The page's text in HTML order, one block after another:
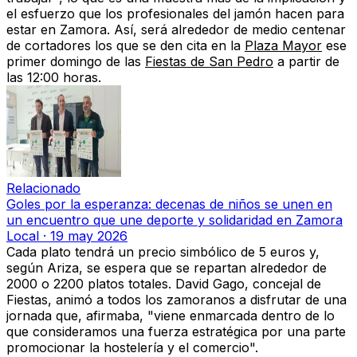
el esfuerzo que los profesionales del jamón hacen para
estar en Zamora. Así, será alrededor de medio centenar
de cortadores los que se den cita en la Plaza Mayor ese
primer domingo de las Fiestas de San Pedro a partir de
las 12:00 horas.
Relacionado
Goles por la esperanza: decenas de niños se unen en
un encuentro que une deporte y solidaridad en Zamora
Local · 19 may 2026
Cada plato tendrá un precio simbólico de 5 euros y,
según Ariza, se espera que se repartan alrededor de
2000 o 2200 platos totales. David Gago, concejal de
Fiestas, animó a todos los zamoranos a disfrutar de una
jornada que, afirmaba, "viene enmarcada dentro de lo
que consideramos una fuerza estratégica por una parte
promocionar la hostelería y el comercio".